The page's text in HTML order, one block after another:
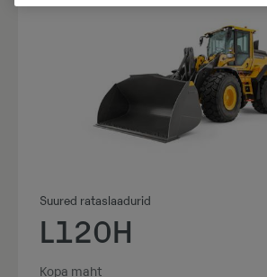
Suured rataslaadurid
L120H
Kopa maht